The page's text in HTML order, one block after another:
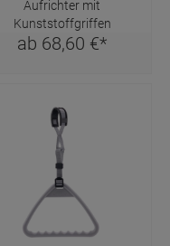
Aufrichter mit
Kunststoffgriffen
ab 68,60 €*